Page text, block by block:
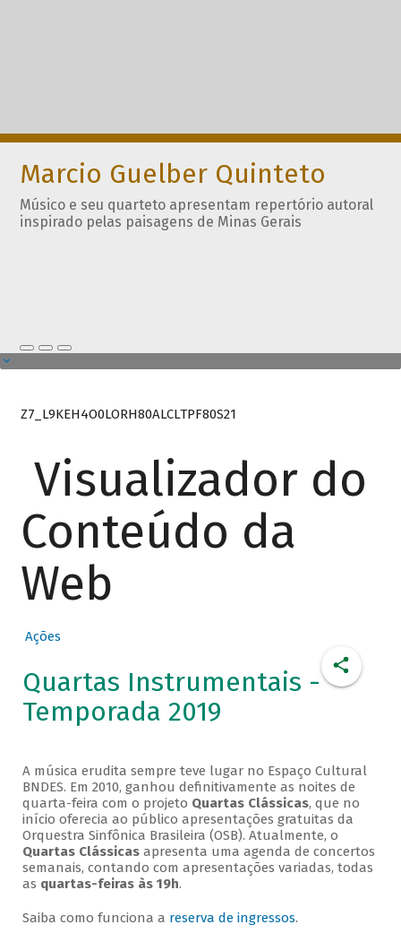
Marcio Guelber Quinteto
Músico e seu quarteto apresentam repertório autoral
inspirado pelas paisagens de Minas Gerais
Z7_L9KEH4O0LORH80ALCLTPF80S21
Visualizador do
Conteúdo da
Web
Ações
Quartas Instrumentais -
Temporada 2019
A música erudita sempre teve lugar no Espaço Cultural
BNDES. Em 2010, ganhou definitivamente as noites de
quarta-feira com o projeto Quartas Clássicas, que no
início oferecia ao público apresentações gratuitas da
Orquestra Sinfônica Brasileira (OSB). Atualmente, o
Quartas Clássicasapresenta uma agenda de concertos
semanais, contando com apresentações variadas, todas
as quartas-feiras às 19h.
Saiba como funciona a reserva de ingressos.